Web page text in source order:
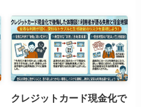
クレジットカード現金化で